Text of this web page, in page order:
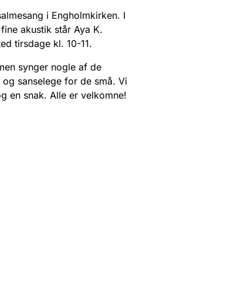
i Engholmkirken. I
akustik står Aya K.
tirsdage kl. 10-11.
synger nogle af de
sanselege for de små. Vi
en snak. Alle er velkomne!